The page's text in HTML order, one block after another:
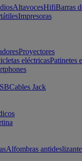
AltavocesHifiBarras
Impresoras
Proyectores
eléctricasPatinetes
Cables Jack
Alfombras